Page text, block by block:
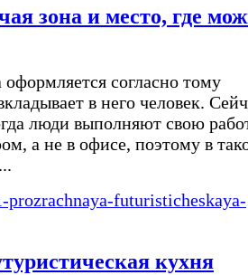
зона и место, где
согласно тому
в него человек.
люди выполняют свою
а не в офисе, поэтому в
кухня